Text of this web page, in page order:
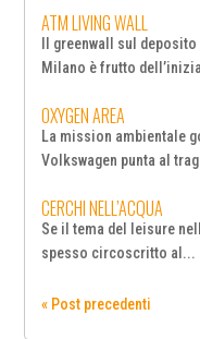
ATM LIVING WALL
Il greenwall sul
Milano è frutto
OXYGEN AREA
La mission ambientale
Volkswagen punta al
CERCHI NELL’ACQUA
Se il tema del leisure
spesso circoscritto al...
« Post precedenti